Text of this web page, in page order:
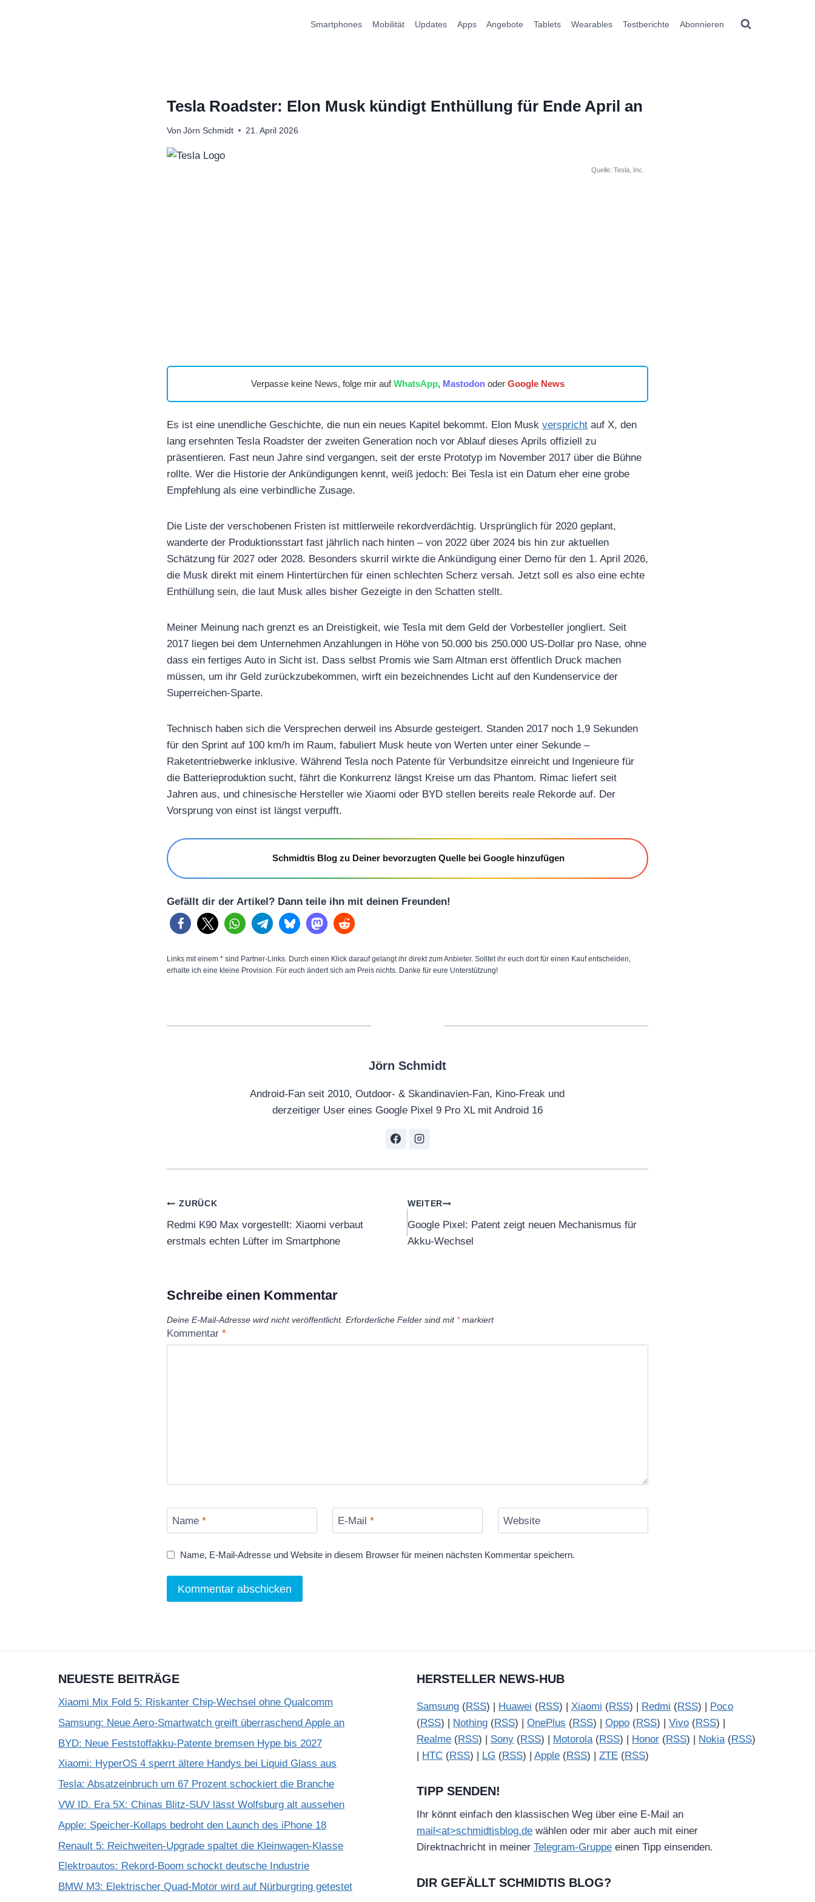
Smartphones Mobilität Updates Apps Angebote Tablets Wearables Testberichte Abonnieren
Tesla Roadster: Elon Musk kündigt Enthüllung für Ende April an
Von Jörn Schmidt 21. April 2026
Quelle: Tesla, Inc.
Verpasse keine News, folge mir aufWhatsApp, Mastodonoder Google News
Es ist eine unendliche Geschichte, die nun ein neues Kapitel bekommt. Elon Musk verspricht auf X, den
lang ersehnten Tesla Roadster der zweiten Generation noch vor Ablauf dieses Aprils offiziell zu
präsentieren. Fast neun Jahre sind vergangen, seit der erste Prototyp im November 2017 über die Bühne
rollte. Wer die Historie der Ankündigungen kennt, weiß jedoch: Bei Tesla ist ein Datum eher eine grobe
Empfehlung als eine verbindliche Zusage.
Die Liste der verschobenen Fristen ist mittlerweile rekordverdächtig. Ursprünglich für 2020 geplant,
wanderte der Produktionsstart fast jährlich nach hinten – von 2022 über 2024 bis hin zur aktuellen
Schätzung für 2027 oder 2028. Besonders skurril wirkte die Ankündigung einer Demo für den 1. April 2026,
die Musk direkt mit einem Hintertürchen für einen schlechten Scherz versah. Jetzt soll es also eine echte
Enthüllung sein, die laut Musk alles bisher Gezeigte in den Schatten stellt.
Meiner Meinung nach grenzt es an Dreistigkeit, wie Tesla mit dem Geld der Vorbesteller jongliert. Seit
2017 liegen bei dem Unternehmen Anzahlungen in Höhe von 50.000 bis 250.000 US-Dollar pro Nase, ohne
dass ein fertiges Auto in Sicht ist. Dass selbst Promis wie Sam Altman erst öffentlich Druck machen
müssen, um ihr Geld zurückzubekommen, wirft ein bezeichnendes Licht auf den Kundenservice der
Superreichen-Sparte.
Technisch haben sich die Versprechen derweil ins Absurde gesteigert. Standen 2017 noch 1,9 Sekunden
für den Sprint auf 100 km/h im Raum, fabuliert Musk heute von Werten unter einer Sekunde –
Raketentriebwerke inklusive. Während Tesla noch Patente für Verbundsitze einreicht und Ingenieure für
die Batterieproduktion sucht, fährt die Konkurrenz längst Kreise um das Phantom. Rimac liefert seit
Jahren aus, und chinesische Hersteller wie Xiaomi oder BYD stellen bereits reale Rekorde auf. Der
Vorsprung von einst ist längst verpufft.
Schmidtis Blog zu Deiner bevorzugten Quelle bei Google hinzufügen
Gefällt dir der Artikel? Dann teile ihn mit deinen Freunden!
Links mit einem * sind Partner-Links. Durch einen Klick darauf gelangt ihr direkt zum Anbieter. Solltet ihr euch dort für einen Kauf entscheiden,
erhalte ich eine kleine Provision. Für euch ändert sich am Preis nichts. Danke für eure Unterstützung!
Jörn Schmidt
Android-Fan seit 2010, Outdoor- & Skandinavien-Fan, Kino-Freak und
derzeitiger User eines Google Pixel 9 Pro XL mit Android 16
Beitragsnavigation
ZURÜCK
Redmi K90 Max vorgestellt: Xiaomi verbaut
erstmals echten Lüfter im Smartphone
WEITER
Google Pixel: Patent zeigt neuen Mechanismus für
Akku-Wechsel
Schreibe einen Kommentar
Deine E-Mail-Adresse wird nicht veröffentlicht. Erforderliche Felder sind mit *markiert
Kommentar *
Name * E-Mail * Website
Name, E-Mail-Adresse und Website in diesem Browser für meinen nächsten Kommentar speichern.
NEUESTE BEITRÄGE
Xiaomi Mix Fold 5: Riskanter Chip-Wechsel ohne Qualcomm
Samsung: Neue Aero-Smartwatch greift überraschend Apple an
BYD: Neue Feststoffakku-Patente bremsen Hype bis 2027
Xiaomi: HyperOS 4 sperrt ältere Handys bei Liquid Glass aus
Tesla: Absatzeinbruch um 67 Prozent schockiert die Branche
VW ID. Era 5X: Chinas Blitz-SUV lässt Wolfsburg alt aussehen
Apple: Speicher-Kollaps bedroht den Launch des iPhone 18
Renault 5: Reichweiten-Upgrade spaltet die Kleinwagen-Klasse
Elektroautos: Rekord-Boom schockt deutsche Industrie
BMW M3: Elektrischer Quad-Motor wird auf Nürburgring getestet
HERSTELLER NEWS-HUB
Samsung (RSS) | Huawei (RSS) | Xiaomi (RSS) | Redmi (RSS) | Poco
(RSS) | Nothing (RSS) | OnePlus (RSS) | Oppo (RSS) | Vivo (RSS) |
Realme (RSS) | Sony (RSS) | Motorola(RSS) | Honor (RSS) | Nokia(RSS)
| HTC (RSS) | LG (RSS) | Apple (RSS) | ZTE (RSS)
TIPP SENDEN!
Ihr könnt einfach den klassischen Weg über eine E-Mail an
mail<at>schmidtisblog.de wählen oder mir aber auch mit einer
Direktnachricht in meiner Telegram-Gruppe einen Tipp einsenden.
DIR GEFÄLLT SCHMIDTIS BLOG?